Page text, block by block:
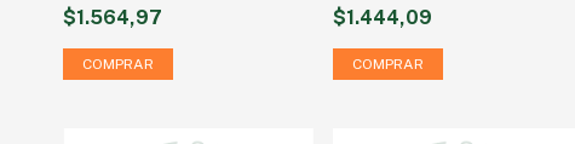
$1.564,97 $1.444,09